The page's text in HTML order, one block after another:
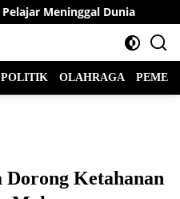
Meninggal Dunia
POLITIK OLAHRAGA
Ketahanan